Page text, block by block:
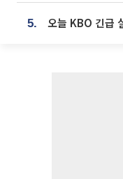
5. 오늘 KBO 긴급